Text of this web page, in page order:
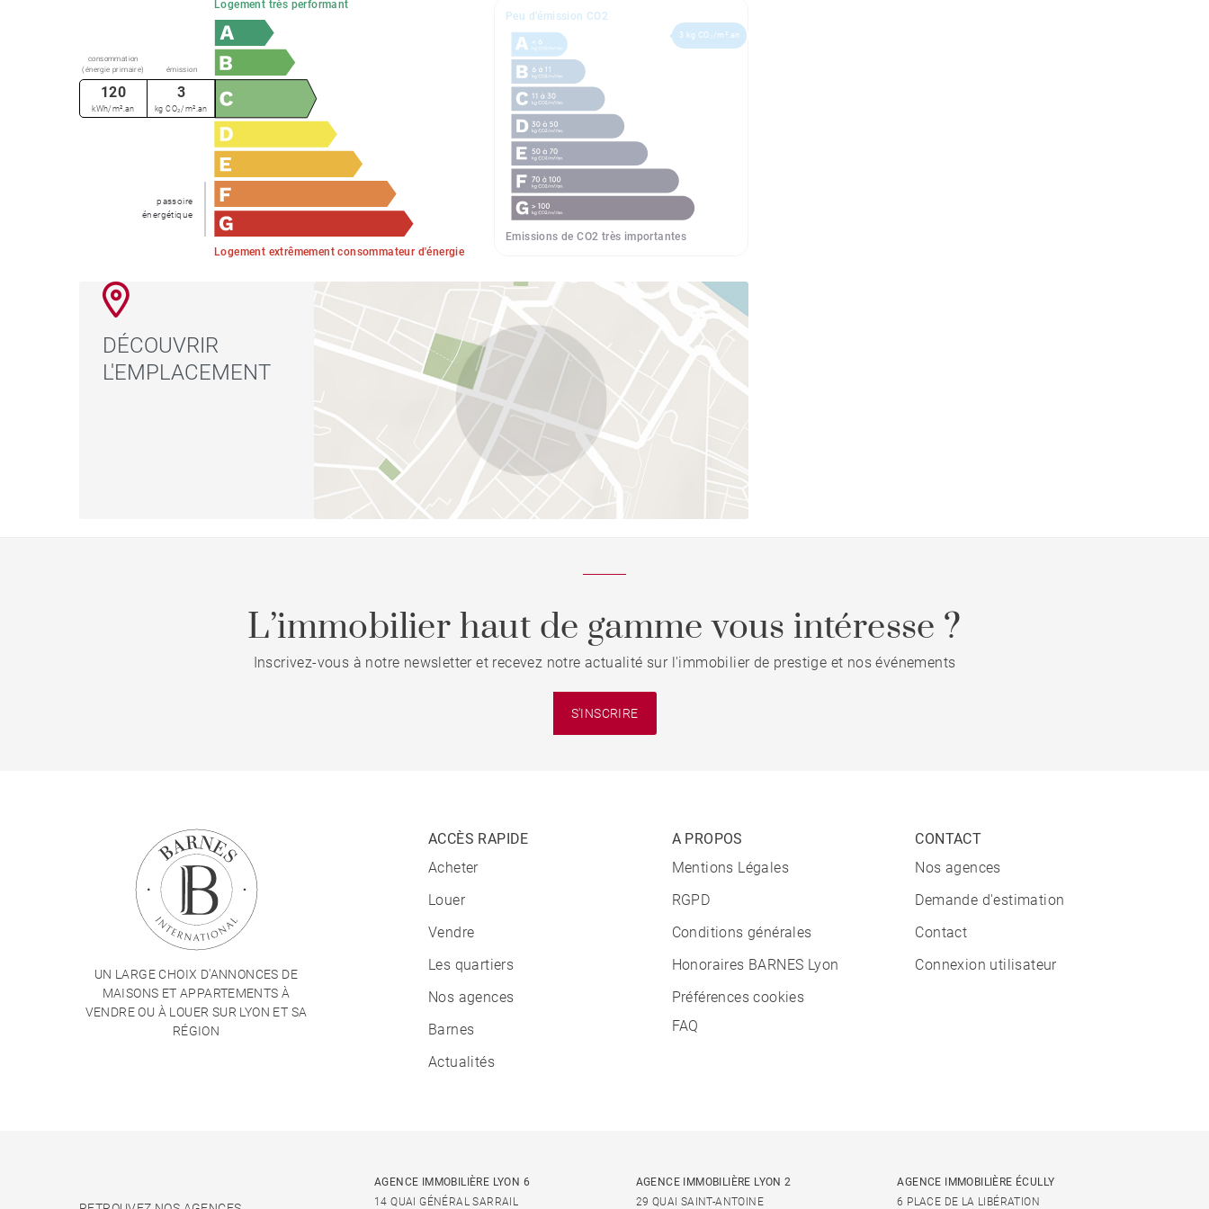
Logement très performant
Logement extrêmement consommateur d'énergie
passoire
énergétique
consommation
(énergie primaire)
émission
120
kWh/m².an
3
kg CO₂/m².an
Peu d'émission CO2
Emissions de CO2 très importantes
3 kg CO₂/m².an
DÉCOUVRIR
L'EMPLACEMENT
L’immobilier haut de gamme vous intéresse ?
Inscrivez-vous à notre newsletter et recevez notre actualité sur l'immobilier de prestige et nos événements
S'INSCRIRE
UN LARGE CHOIX D'ANNONCES DE
MAISONS ET APPARTEMENTS À
VENDRE OU À LOUER SUR LYON ET SA
RÉGION
ACCÈS RAPIDE
Acheter
Louer
Vendre
Les quartiers
Nos agences
Barnes
Actualités
A PROPOS
Mentions Légales
RGPD
Conditions générales
Honoraires BARNES Lyon
Préférences cookies
FAQ
CONTACT
Nos agences
Demande d'estimation
Contact
Connexion utilisateur
AGENCE IMMOBILIÈRE LYON 6
14 QUAI GÉNÉRAL SARRAIL
AGENCE IMMOBILIÈRE LYON 2
29 QUAI SAINT-ANTOINE
AGENCE IMMOBILIÈRE ÉCULLY
6 PLACE DE LA LIBÉRATION